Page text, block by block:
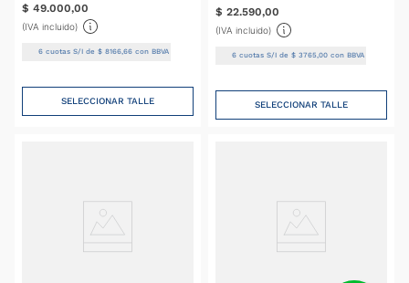
$ 49.000,00
(IVA incluido)
6 cuotas S/I de$ 8166 ,66 con BBVA
SELECCIONAR TALLE
$ 22.590,00
(IVA incluido)
6cuotas S/I de $ 3765, 00con BBVA
SELECCIONAR TALLE